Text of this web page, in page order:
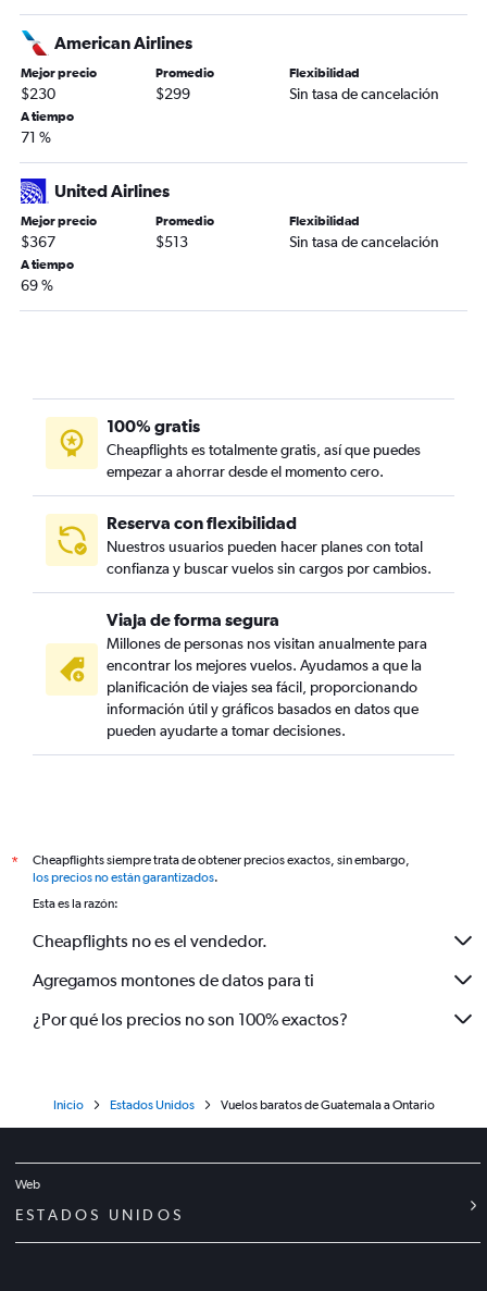
American Airlines
Mejor precio
$230
Promedio
$299
Flexibilidad
Sin tasa de cancelación
A tiempo
71 %
United Airlines
Mejor precio
$367
Promedio
$513
Flexibilidad
Sin tasa de cancelación
A tiempo
69 %
100% gratis
Cheapflights es totalmente gratis, así que puedes
empezar a ahorrar desde el momento cero.
Reserva con flexibilidad
Nuestros usuarios pueden hacer planes con total
confianza y buscar vuelos sin cargos por cambios.
Viaja de forma segura
Millones de personas nos visitan anualmente para
encontrar los mejores vuelos. Ayudamos a que la
planificación de viajes sea fácil, proporcionando
información útil y gráficos basados en datos que
pueden ayudarte a tomar decisiones.
*
Cheapflights siempre trata de obtener precios exactos, sin embargo,
los precios no están garantizados.
Esta es la razón:
Cheapflights no es el vendedor.
Agregamos montones de datos para ti
¿Por qué los precios no son 100% exactos?
Inicio Estados Unidos Vuelos baratos de Guatemala a Ontario
Web
ESTADOS UNIDOS